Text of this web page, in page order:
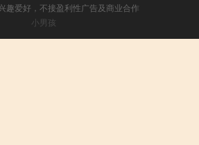
趣爱好，不接盈利性广告及商业合作
小男孩